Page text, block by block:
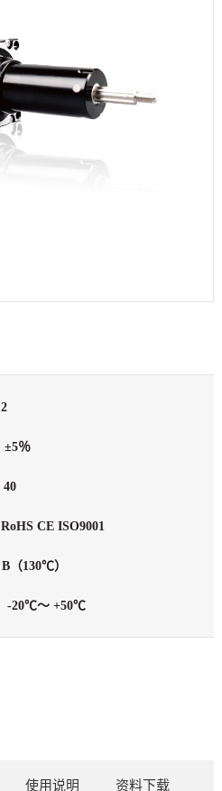
2
±5％
40
RoHS CE ISO9001
B（130℃）
-20℃～ +50℃
使用说明 资料下载